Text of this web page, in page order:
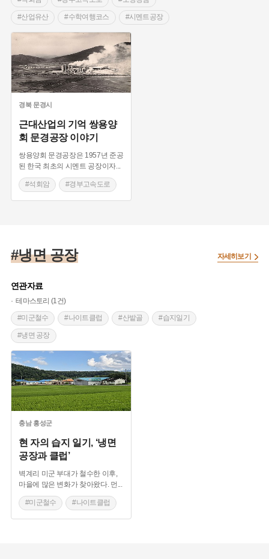
#산업유산 #수학여행코스 #시멘트공장
#쌍용양회문경공장
경북 문경시
근대산업의 기억 쌍용양
회 문경공장 이야기
쌍용양회 문경공장은 1957년 준공
된 한국 최초의 시멘트 공장이자...
#석회암 #경부고속도로
#소양강댐 #산업유산
#쌍용양회문경공장
#냉면 공장
연관자료
테마스토리 (1건)
#미군철수
#나이트클럽 #산밭골 #습지일기
#냉면 공장
자세히보기
충남 홍성군
현 자의 습지 일기, ‘냉면
공장과 클럽’
벽계리 미군 부대가 철수한 이후,
마을에 많은 변화가 찾아왔다. 먼
#미군철수 #나이트클럽
#산밭골 #습지일기